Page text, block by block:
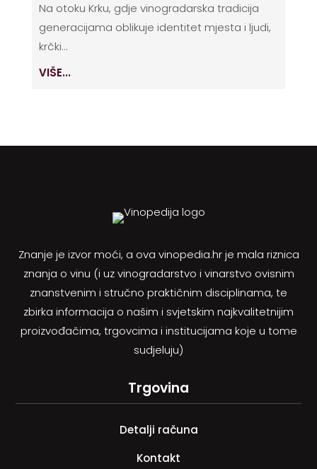
Na otoku Krku, gdje vinogradarska tradicija
generacijama oblikuje identitet mjesta i ljudi,
krčki...
VIŠE...
Znanje je izvor moći, a ova vinopedia.hr je mala riznica
znanja o vinu (i uz vinogradarstvo i vinarstvo ovisnim
znanstvenim i stručno praktičnim disciplinama, te
zbirka informacija o našim i svjetskim najkvalitetnijim
proizvođačima, trgovcima i institucijama koje u tome
sudjeluju)
Trgovina
Detalji računa
Kontakt